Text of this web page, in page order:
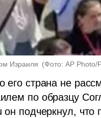
Израиля (Фото: AP Photo/
страна не
по образцу
он подчеркнул,